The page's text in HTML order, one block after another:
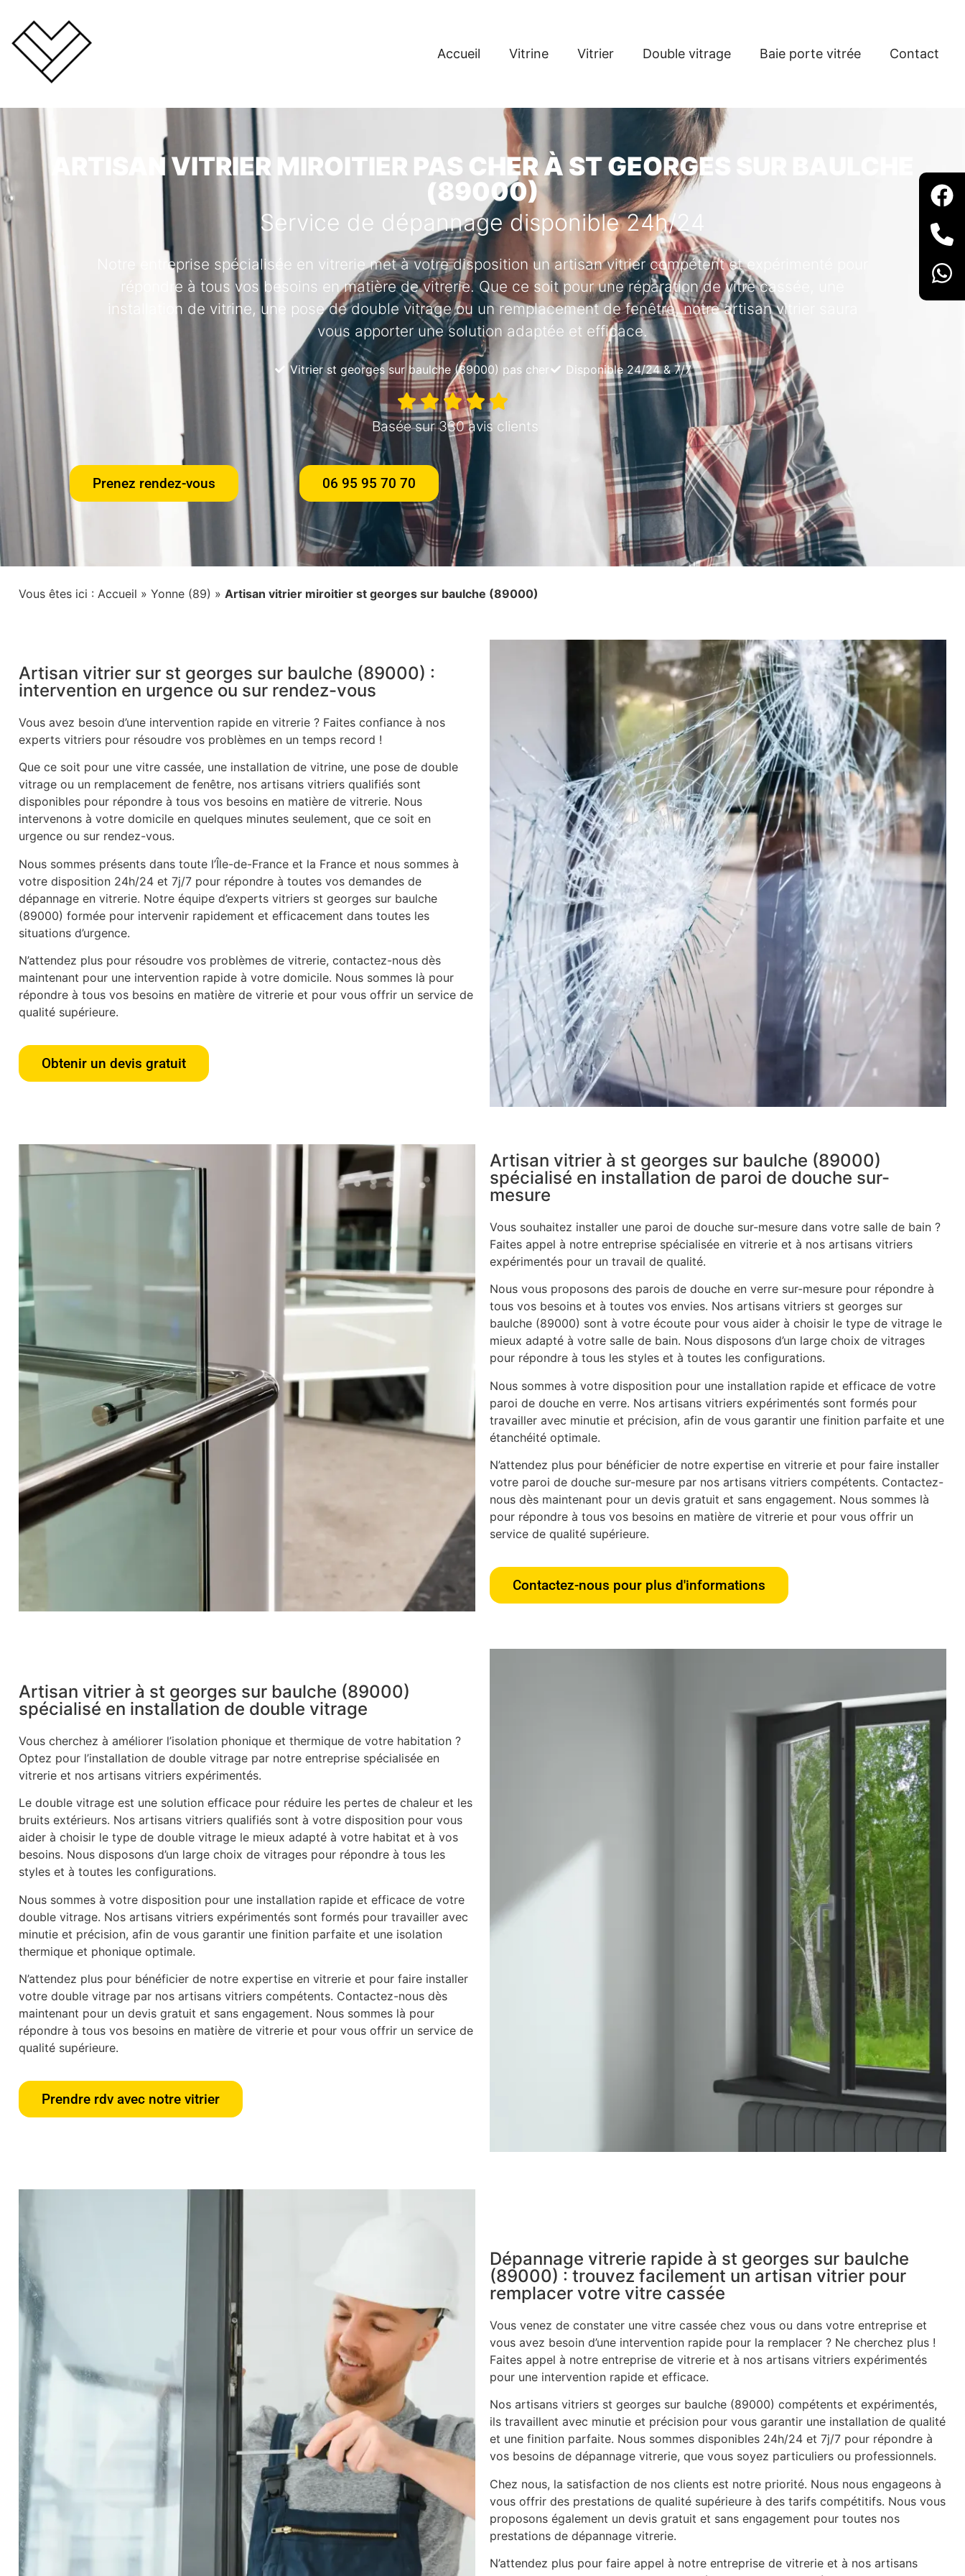
Accueil Vitrine Vitrier Double vitrage Baie porte vitrée Contact
ARTISAN VITRIER MIROITIER PAS CHER À ST GEORGES SUR BAULCHE
(89000)
Service de dépannage disponible 24h/24
Notre entreprise spécialisée en vitrerie met à votre disposition un artisan vitrier compétent et expérimenté pour
répondre à tous vos besoins en matière de vitrerie. Que ce soit pour une réparation de vitre cassée, une
installation de vitrine, une pose de double vitrage ou un remplacement de fenêtre, notre artisan vitrier saura
vous apporter une solution adaptée et efficace.
Vitrier st georges sur baulche (89000) pas cher Disponible 24/24 & 7/7
Basée sur 330 avis clients
Prenez rendez-vous 06 95 95 70 70
Vous êtes ici : Accueil » Yonne (89) » Artisan vitrier miroitier st georges sur baulche (89000)
Artisan vitrier sur st georges sur baulche (89000) :
intervention en urgence ou sur rendez-vous
Vous avez besoin d’une intervention rapide en vitrerie ? Faites confiance à nos
experts vitriers pour résoudre vos problèmes en un temps record !
Que ce soit pour une vitre cassée, une installation de vitrine, une pose de double
vitrage ou un remplacement de fenêtre, nos artisans vitriers qualifiés sont
disponibles pour répondre à tous vos besoins en matière de vitrerie. Nous
intervenons à votre domicile en quelques minutes seulement, que ce soit en
urgence ou sur rendez-vous.
Nous sommes présents dans toute l’Île-de-France et la France et nous sommes à
votre disposition 24h/24 et 7j/7 pour répondre à toutes vos demandes de
dépannage en vitrerie. Notre équipe d’experts vitriers st georges sur baulche
(89000) formée pour intervenir rapidement et efficacement dans toutes les
situations d’urgence.
N’attendez plus pour résoudre vos problèmes de vitrerie, contactez-nous dès
maintenant pour une intervention rapide à votre domicile. Nous sommes là pour
répondre à tous vos besoins en matière de vitrerie et pour vous offrir un service de
qualité supérieure.
Obtenir un devis gratuit
Artisan vitrier à st georges sur baulche (89000)
spécialisé en installation de paroi de douche sur-
mesure
Vous souhaitez installer une paroi de douche sur-mesure dans votre salle de bain ?
Faites appel à notre entreprise spécialisée en vitrerie et à nos artisans vitriers
expérimentés pour un travail de qualité.
Nous vous proposons des parois de douche en verre sur-mesure pour répondre à
tous vos besoins et à toutes vos envies. Nos artisans vitriers st georges sur
baulche (89000) sont à votre écoute pour vous aider à choisir le type de vitrage le
mieux adapté à votre salle de bain. Nous disposons d’un large choix de vitrages
pour répondre à tous les styles et à toutes les configurations.
Nous sommes à votre disposition pour une installation rapide et efficace de votre
paroi de douche en verre. Nos artisans vitriers expérimentés sont formés pour
travailler avec minutie et précision, afin de vous garantir une finition parfaite et une
étanchéité optimale.
N’attendez plus pour bénéficier de notre expertise en vitrerie et pour faire installer
votre paroi de douche sur-mesure par nos artisans vitriers compétents. Contactez-
nous dès maintenant pour un devis gratuit et sans engagement. Nous sommes là
pour répondre à tous vos besoins en matière de vitrerie et pour vous offrir un
service de qualité supérieure.
Contactez-nous pour plus d'informations
Artisan vitrier à st georges sur baulche (89000)
spécialisé en installation de double vitrage
Vous cherchez à améliorer l’isolation phonique et thermique de votre habitation ?
Optez pour l’installation de double vitrage par notre entreprise spécialisée en
vitrerie et nos artisans vitriers expérimentés.
Le double vitrage est une solution efficace pour réduire les pertes de chaleur et les
bruits extérieurs. Nos artisans vitriers qualifiés sont à votre disposition pour vous
aider à choisir le type de double vitrage le mieux adapté à votre habitat et à vos
besoins. Nous disposons d’un large choix de vitrages pour répondre à tous les
styles et à toutes les configurations.
Nous sommes à votre disposition pour une installation rapide et efficace de votre
double vitrage. Nos artisans vitriers expérimentés sont formés pour travailler avec
minutie et précision, afin de vous garantir une finition parfaite et une isolation
thermique et phonique optimale.
N’attendez plus pour bénéficier de notre expertise en vitrerie et pour faire installer
votre double vitrage par nos artisans vitriers compétents. Contactez-nous dès
maintenant pour un devis gratuit et sans engagement. Nous sommes là pour
répondre à tous vos besoins en matière de vitrerie et pour vous offrir un service de
qualité supérieure.
Prendre rdv avec notre vitrier
Dépannage vitrerie rapide à st georges sur baulche
(89000) : trouvez facilement un artisan vitrier pour
remplacer votre vitre cassée
Vous venez de constater une vitre cassée chez vous ou dans votre entreprise et
vous avez besoin d’une intervention rapide pour la remplacer ? Ne cherchez plus !
Faites appel à notre entreprise de vitrerie et à nos artisans vitriers expérimentés
pour une intervention rapide et efficace.
Nos artisans vitriers st georges sur baulche (89000) compétents et expérimentés,
ils travaillent avec minutie et précision pour vous garantir une installation de qualité
et une finition parfaite. Nous sommes disponibles 24h/24 et 7j/7 pour répondre à
vos besoins de dépannage vitrerie, que vous soyez particuliers ou professionnels.
Chez nous, la satisfaction de nos clients est notre priorité. Nous nous engageons à
vous offrir des prestations de qualité supérieure à des tarifs compétitifs. Nous vous
proposons également un devis gratuit et sans engagement pour toutes nos
prestations de dépannage vitrerie.
N’attendez plus pour faire appel à notre entreprise de vitrerie et à nos artisans